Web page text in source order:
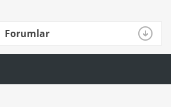
Forumlar